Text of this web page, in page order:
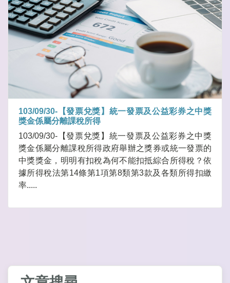
103/09/30-【發票兌獎】統一發票及公益彩券之中獎
獎金係屬分離課稅所得
103/09/30-【發票兌獎】統一發票及公益彩券之中獎
獎金係屬分離課稅所得政府舉辦之獎券或統一發票的
中獎獎金，明明有扣稅為何不能扣抵綜合所得稅？依
據所得稅法第14條第1項第8類第3款及各類所得扣繳
率.....